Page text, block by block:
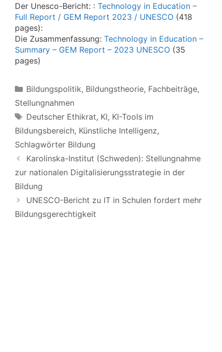
Der Unesco-Bericht: : Technology in Education –
Full Report / GEM Report 2023 / UNESCO (418
pages):
Die Zusammenfassung: Technology in Education –
Summary – GEM Report – 2023 UNESCO (35
pages)
Kategorien
Bildungspolitik, Bildungstheorie, Fachbeiträge,
Stellungnahmen
Schlagwörter
Deutscher Ethikrat, KI, KI-Tools im
Bildungsbereich, Künstliche Intelligenz,
Schlagwörter Bildung
Karolinska-Institut (Schweden): Stellungnahme
zur nationalen Digitalisierungsstrategie in der
Bildung
UNESCO-Bericht zu IT in Schulen fordert mehr
Bildungsgerechtigkeit